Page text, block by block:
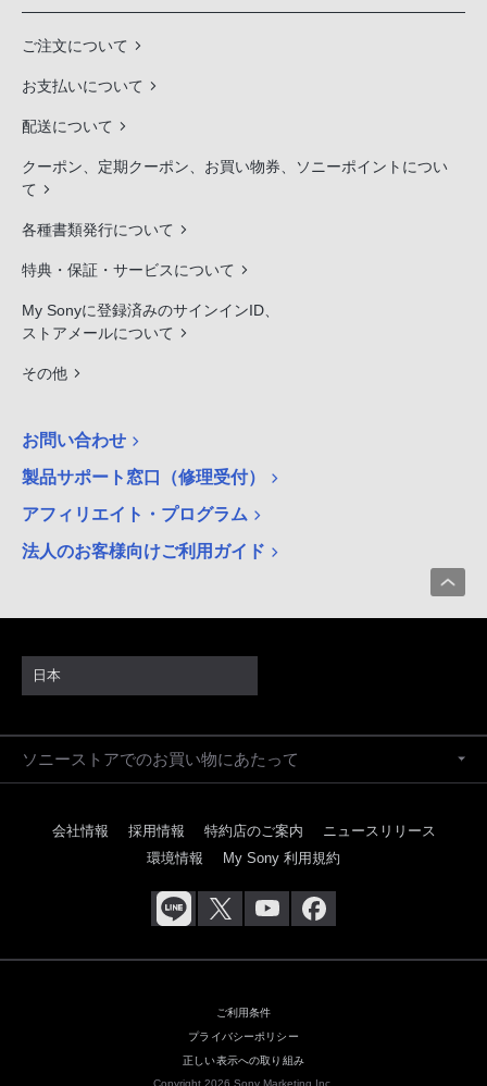
ご注文について
お支払いについて
配送について
クーポン、定期クーポン、お買い物券、ソニーポイントについ
て
各種書類発行について
特典・保証・サービスについて
My Sonyに登録済みのサインインID、
ストアメールについて
その他
お問い合わせ
製品サポート窓口（修理受付）
アフィリエイト・プログラム
法人のお客様向けご利用ガイド
日本
ソニーストアでのお買い物にあたって
会社情報 採用情報 特約店のご案内
ニュースリリース
環境情報
My Sony 利用規約
ご利用条件
プライバシーポリシー
正しい表示への取り組み
Copyright 2026 Sony Marketing Inc.